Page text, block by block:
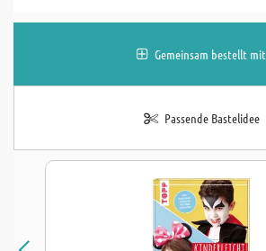
Gemeinsam bestellt mit
Passende Bastelidee